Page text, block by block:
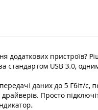
додаткових пристроїв?
USB 3.0,
даних до 5 Гбіт/с,
Просто